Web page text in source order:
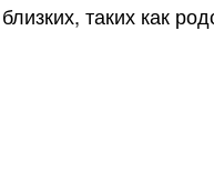
таких как